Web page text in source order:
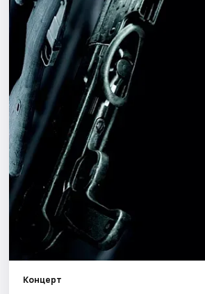
Города
Площадки
Артисты
Рейтинги
Концерт